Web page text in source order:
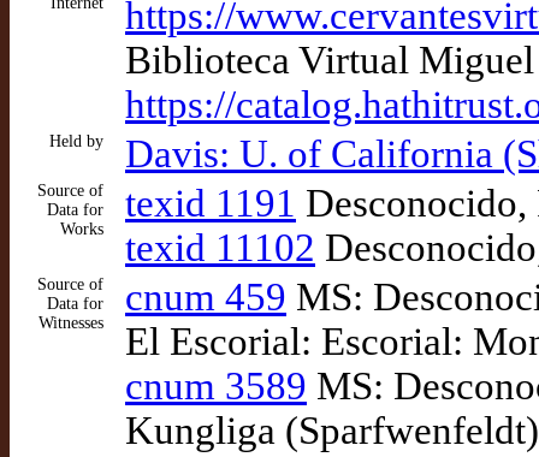
https://
Biblioteca Virtual
https://
Held by Davis: U. of California
Source of
Data for
Works
texid 1191
texid 11102
Source of
Data for
Witnesses
cnum 459 MS:
El Escorial: Escorial:
cnum 3589 MS:
Kungliga